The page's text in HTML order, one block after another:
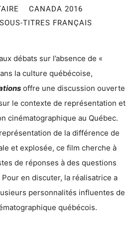
CANADA 2016
TITRES FRANÇAIS
débats sur l’absence de «
la culture québécoise,
offre une discussion ouverte
le contexte de représentation et
cinématographique au Québec.
de la différence de
et explosée, ce film cherche à
de réponses à des questions
en discuter, la réalisatrice a
personnalités influentes de
québécois.